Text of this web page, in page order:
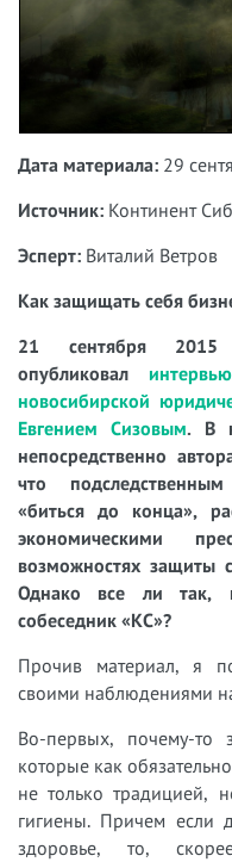
Дата материала: 29
Источник: Континент
Эсперт: Виталий Ветров
Как защищать себя
21 сентября 2015
опубликовал
новосибирской
Евгением Сизовым. В
непосредственно
что
«биться до конца»,
экономическими
возможностях защиты
Однако все ли так,
собеседник «КС»?
Прочив материал, я
своими наблюдениями
Во-первых, почему-то
которые как
не только традицией,
гигиены. Причем если
здоровье, то,